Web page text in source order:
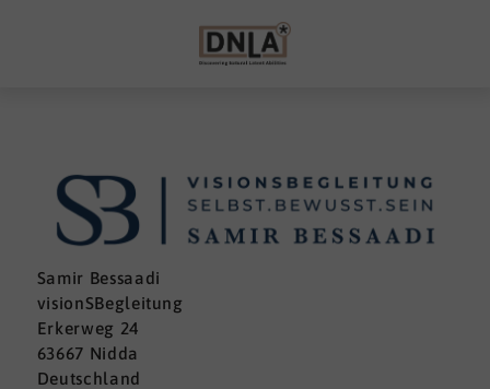
Samir Bessaadi
visionSBegleitung
Erkerweg 24
63667 Nidda
Deutschland